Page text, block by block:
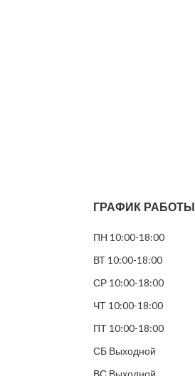
ГРАФИК РАБОТЫ
ПН 10:00-18:00
ВТ 10:00-18:00
СР 10:00-18:00
ЧТ 10:00-18:00
ПТ 10:00-18:00
СБ Выходной
ВС Выходной